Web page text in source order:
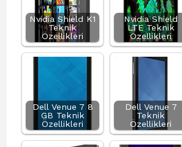
Nvidia Shield K1
Teknik
Özellikleri
Nvidia Shield
LTE Teknik
Özellikleri
Dell Venue 7 8
GB Teknik
Özellikleri
Dell Venue 7
Teknik
Özellikleri